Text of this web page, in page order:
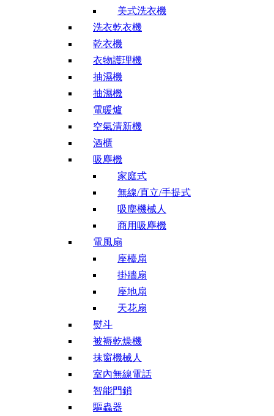
美式洗衣機
洗衣乾衣機
乾衣機
衣物護理機
抽濕機
抽濕機
電暖爐
空氣清新機
酒櫃
吸塵機
家庭式
無線/直立/手提式
吸塵機械人
商用吸塵機
電風扇
座檯扇
掛牆扇
座地扇
天花扇
熨斗
被褥乾燥機
抹窗機械人
室內無線電話
智能門鎖
驅蟲器